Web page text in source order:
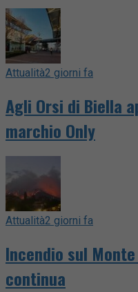
Attualità2 giorni fa
Agli Orsi di Biella
marchio Only
Attualità2 giorni fa
Incendio sul
continua